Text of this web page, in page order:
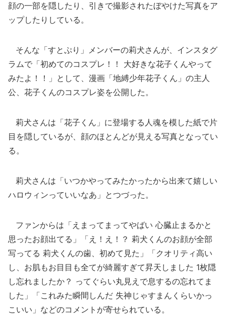
顔の一部を隠したり、引きで撮影されたぼやけた写真をア
ップしたりしている。
そんな「すとぷり」メンバーの莉犬さんが、インスタグ
ラムで「初めてのコスプレ！！ 大好きな花子くんやって
みたよ！！」として、漫画「地縛少年花子くん」の主人
公、花子くんのコスプレ姿を公開した。
莉犬さんは「花子くん」に登場する人魂を模した紙で片
目を隠しているが、顔のほとんどが見える写真となってい
る。
莉犬さんは「いつかやってみたかったから出来て嬉しい
ハロウィンっていいなあ」とつづった。
ファンからは「えまってまってやばい 心臓止まるかと
思ったお顔出てる」「え！え！？ 莉犬くんのお顔が全部
写ってる 莉犬くんの歯、初めて見た」「クオリティ高い
し、お肌もお目目も全てが綺麗すぎて昇天しました 1枚隠
し忘れましたか？ ってぐらい丸見えで息するの忘れてま
した」「これみた瞬間しんだ 失神じゃすまんくらいかっ
こいい」などのコメントが寄せられている。